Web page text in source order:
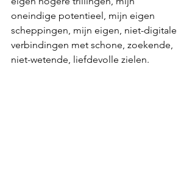
oneindige potentieel, mijn eigen
scheppingen, mijn eigen, niet-digitale
verbindingen met schone, zoekende,
niet-wetende, liefdevolle zielen.